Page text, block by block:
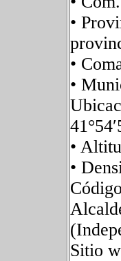
•
•
•
•
•
Sitio